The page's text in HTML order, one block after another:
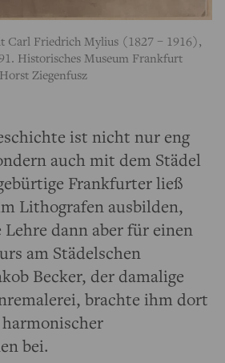
Carl Friedrich Mylius (1827 – 1916),
Historisches Museum Frankfurt
Ziegenfusz
ist nicht nur eng
auch mit dem Städel
Frankfurter ließ
Lithografen ausbilden,
dann aber für einen
am Städelschen
Becker, der damalige
brachte ihm dort
bei.